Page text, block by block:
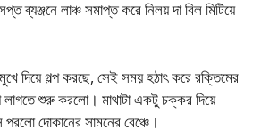
ব্যঞ্জনে লাঞ্চ সমাপ্ত করে নিলয় দা বিল মিটিয়ে
দিয়ে গল্প করছে, সেই সময় হঠাৎ করে রক্তিমের
লাগতে শুরু করলো। মাথাটা একটু চক্কর দিয়ে
দোকানের সামনের বেঞ্চে।